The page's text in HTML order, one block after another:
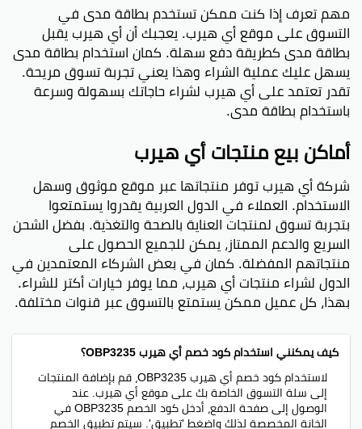
مهم تعرف إذا كنت ممكن تستخدم بطاقة مدى في
التسوق على موقع أي هيرب. يعجبك أن أي هيرب يقبل
بطاقة مدى كطريقة دفع سهلة. كمان استخدام بطاقة مدى
يسهل عليك عملية الشراء وهذا يعني تجربة تسوق مريحة.
تقدر تعتمد على أي هيرب لشراء حاجاتك بسهولة وسرعة
باستخدام بطاقة مدى.
أماكن بيع منتجات أي هيرب
شركة أي هيرب توفر منتجاتها عبر موقع موثوق وسهل
الاستخدام. العملاء في الدول العربية يقدروا يستمتعوا
بتجربة تسوق لمنتجات العناية بالصحة والتغذية. بفضل الشحن
السريع والدعم الممتاز، يمكن للجميع الحصول على
منتجاتهم المفضلة. كمان في بعض الشركاء المعتمدين في
الدول لشراء منتجات أي هيرب، مما يوفر خيارات أكتر للشراء.
بهذا، كل عميل ممكن يستمتع بالتسوق عبر قنوات مختلفة.
كيف يمكنني استخدام كود خصم أي هيرب OBP3235؟
لاستخدام كود خصم أي هيرب OBP3235، قم بإضافة المنتجات
إلى سلة التسوق الخاصة بك على موقع أي هيرب. عند
الوصول إلى صفحة الدفع، أدخل كود الخصم OBP3235 في
الخانة المخصصة لذلك واضغط 'تطبيق'. سيتم تطبيق الخصم